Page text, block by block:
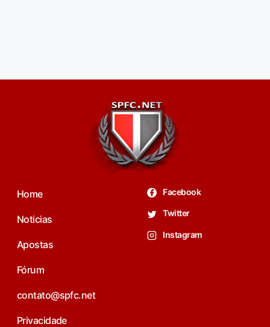
Home
Noticias
Apostas
Fórum
contato@spfc.net
Privacidade
Facebook
Twitter
Instagram